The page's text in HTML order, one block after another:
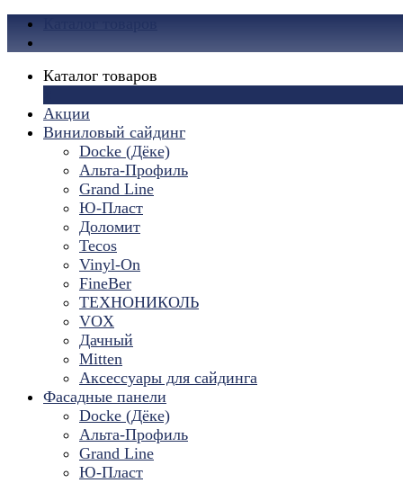
Каталог товаров
Акции
Виниловый сайдинг
Docke (Дёке)
Альта-Профиль
Grand Line
Ю-Пласт
Доломит
Tecos
Vinyl-On
FineBer
ТЕХНОНИКОЛЬ
VOX
Дачный
Mitten
Аксессуары для сайдинга
Фасадные панели
Docke (Дёке)
Альта-Профиль
Grand Line
Ю-Пласт